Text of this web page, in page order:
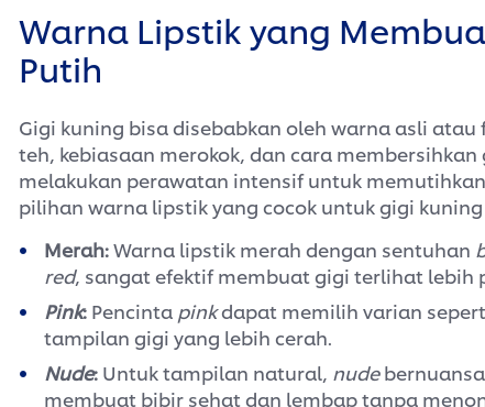
Warna Lipstik yang
Putih
Gigi kuning bisa disebabkan oleh warna asli
teh, kebiasaan merokok, dan cara
melakukan perawatan intensif untuk
pilihan warna lipstik yang cocok untuk gigi
Merah:Warna lipstik merah dengan sentuhan
red, sangat efektif membuat gigi terlihat lebih
Pink: Pencinta pinkdapat memilih varian
tampilan gigi yang lebih cerah.
Nude: Untuk tampilan natural, nudebernuansa
membuat bibir sehat dan lembap tanpa